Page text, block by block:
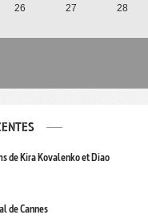
26 27
28
de Kira Kovalenko et Diao
de Cannes